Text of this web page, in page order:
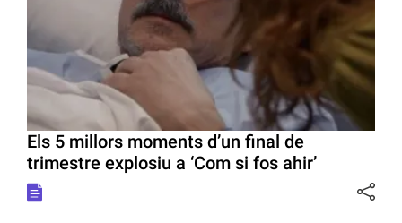
Els 5 millors moments d’un final de
trimestre explosiu a ‘Com si fos ahir’